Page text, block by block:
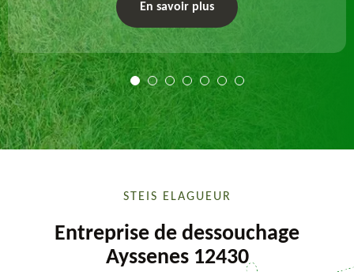
En savoir plus
STEIS ELAGUEUR
Entreprise de dessouchage
Ayssenes 12430